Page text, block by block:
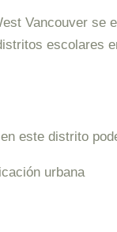
Vancouver
escolares
este distrito
urbana